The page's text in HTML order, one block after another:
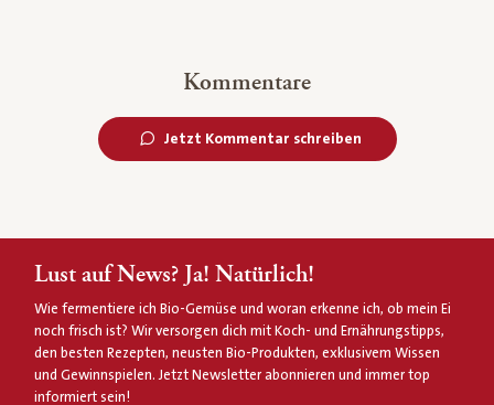
Kommentare
Jetzt Kommentar schreiben
Lust auf News? Ja! Natürlich!
Wie fermentiere ich Bio-Gemüse und woran erkenne ich, ob mein Ei
noch frisch ist? Wir versorgen dich mit Koch- und Ernährungstipps,
den besten Rezepten, neusten Bio-Produkten, exklusivem Wissen
und Gewinnspielen. Jetzt Newsletter abonnieren und immer top
informiert sein!